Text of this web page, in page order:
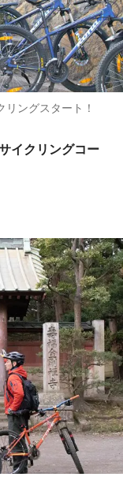
ングスタート！
イクリングコー